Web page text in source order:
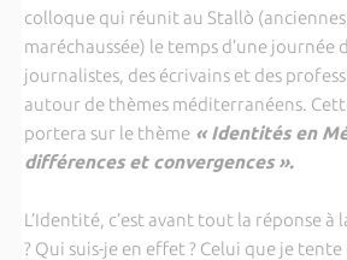
colloque qui réunit au Stallò (anciennes
maréchaussée) le temps d’une journée
journalistes, des écrivains et des
autour de thèmes méditerranéens.
portera sur le thème« Identités en
différences et convergences ».
L’Identité, c’est avant tout la réponse à
? Qui suis-je en effet ? Celui que je